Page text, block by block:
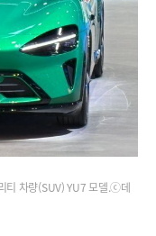
티 차량(SUV) YU7 모델.ⓒ데